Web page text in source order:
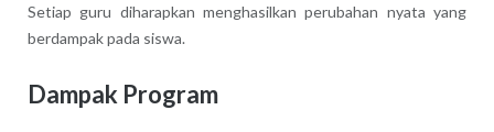
Setiap guru diharapkan menghasilkan perubahan nyata yang
berdampak pada siswa.
Dampak Program